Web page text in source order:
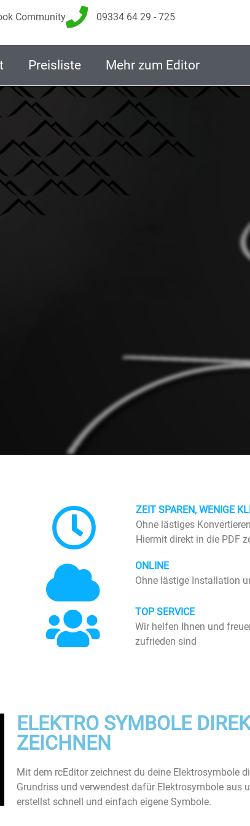
Community 09334 64 29 - 725
Preisliste Mehr zum Editor
ZEIT SPAREN, WENIGE
Ohne lästiges
Hiermit direkt in die PDF
ONLINE
Ohne lästige Installation
TOP SERVICE
Wir helfen Ihnen und
zufrieden sind
ELEKTRO SYMBOLE
ZEICHNEN
Mit dem rcEditor zeichnest du deine Elektrosymbole
Grundriss und verwendest dafür Elektrosymbole aus
erstellst schnell und einfach eigene Symbole.